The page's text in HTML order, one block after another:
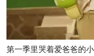
第一季里哭着爱爸爸的